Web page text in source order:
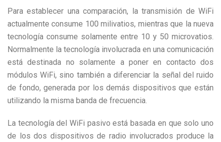
Para establecer una comparación, la transmisión de WiFi
actualmente consume 100 milivatios, mientras que la nueva
tecnología consume solamente entre 10 y 50 microvatios.
Normalmente la tecnología involucrada en una comunicación
está destinada no solamente a poner en contacto dos
módulos WiFi, sino también a diferenciar la señal del ruido
de fondo, generada por los demás dispositivos que están
utilizando la misma banda de frecuencia.
La tecnología del WiFi pasivo está basada en que solo uno
de los dos dispositivos de radio involucrados produce la